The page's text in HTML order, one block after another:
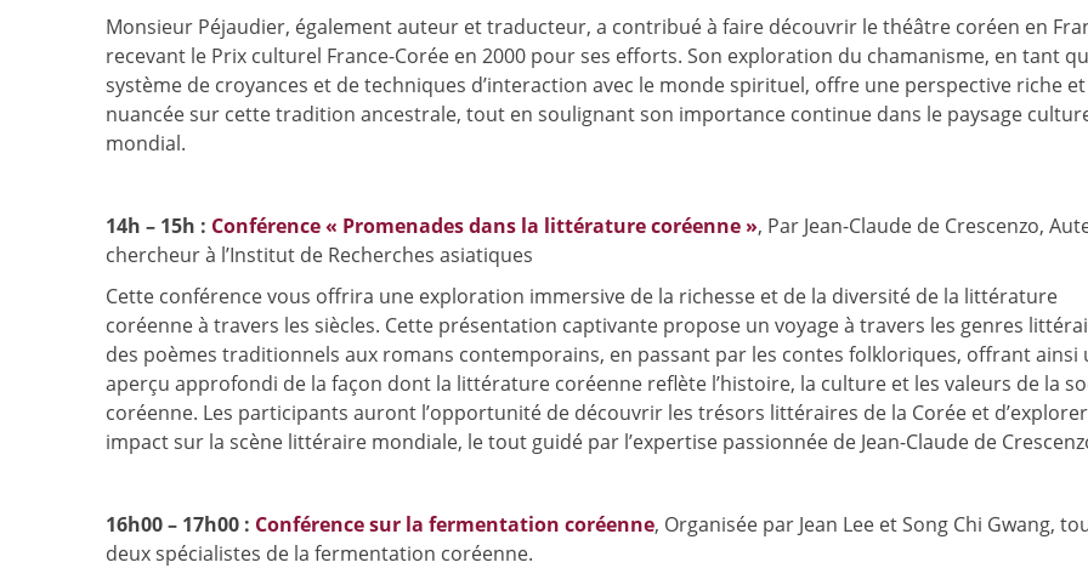
Monsieur Péjaudier, également auteur et traducteur, a contribué à faire découvrir le théâtre coréen en
recevant le Prix culturel France-Corée en 2000 pour ses efforts. Son exploration du chamanisme, en tant
système de croyances et de techniques d’interaction avec le monde spirituel, offre une perspective riche et
nuancée sur cette tradition ancestrale, tout en soulignant son importance continue dans le paysage
mondial.
14h – 15h : Conférence « Promenades dans la littérature coréenne », Par Jean-Claude de Crescenzo,
chercheur à l’Institut de Recherches asiatiques
Cette conférence vous offrira une exploration immersive de la richesse et de la diversité de la littérature
coréenne à travers les siècles. Cette présentation captivante propose un voyage à travers les genres
des poèmes traditionnels aux romans contemporains, en passant par les contes folkloriques, offrant ainsi
aperçu approfondi de la façon dont la littérature coréenne reflète l’histoire, la culture et les valeurs de la
coréenne. Les participants auront l’opportunité de découvrir les trésors littéraires de la Corée et
impact sur la scène littéraire mondiale, le tout guidé par l’expertise passionnée de Jean-Claude de
16h00 – 17h00 : Conférence sur la fermentation coréenne, Organisée par Jean Lee et Song Chi Gwang,
deux spécialistes de la fermentation coréenne.